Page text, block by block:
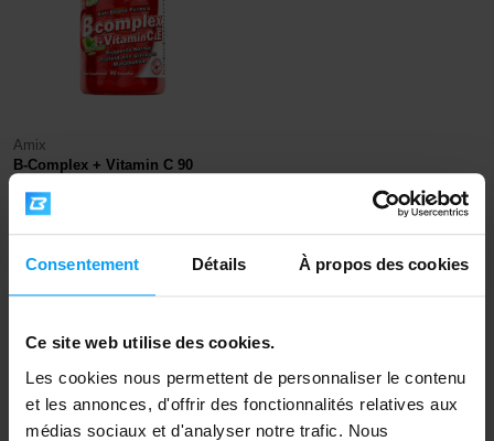
Consentement Détails À propos des cookies
Ce site web utilise des cookies.
Les cookies nous permettent de personnaliser le contenu
et les annonces, d'offrir des fonctionnalités relatives aux
médias sociaux et d'analyser notre trafic. Nous
Amix
B-Complex + Vitamin C 90
11,49€ 12,90€
Plus de 3000 produits en stock